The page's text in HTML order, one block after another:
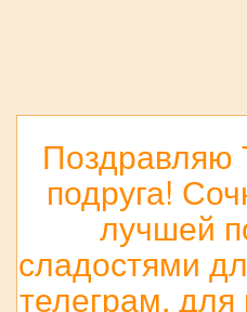
Поздравляю
подруга!
лучшей
сладостями
телеграм, для